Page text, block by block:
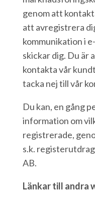
genom att
att avregistrera
kommunikation i
skickar dig. Du är
kontakta vår
tacka nej till vår
Du kan, en gång
information om
registrerade,
s.k.
AB.
Länkar till andra